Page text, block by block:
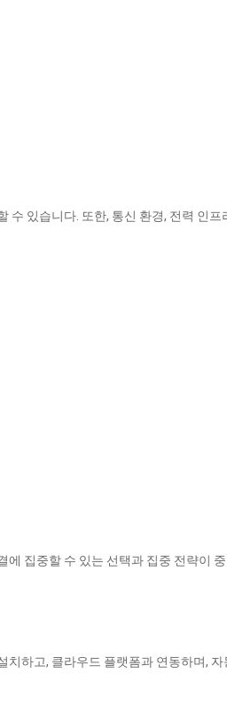
있습니다. 또한, 통신 환경, 전력 인프
집중할 수 있는 선택과 집중 전략이
하고, 클라우드 플랫폼과 연동하며,